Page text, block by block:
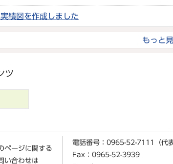
績図を作成しました
もっと
ツ
ページに関する
い合わせは
電話番号：0965-52-7111（代表
Fax：0965-52-3939